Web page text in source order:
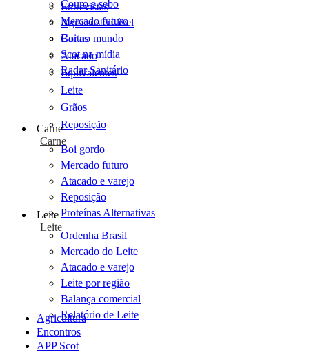
Entrevistas
Agro sustentável
Cartas
Scot na mídia
Radar Sanitário
Couro e sebo
Mercado futuro
Boi no mundo
Atacado
Equivalentes
Leite
Grãos
Reposição
Carne
Carne
Boi gordo
Mercado futuro
Atacado e varejo
Reposição
Proteínas Alternativas
Leite
Leite
Ordenha Brasil
Mercado do Leite
Atacado e varejo
Leite por região
Balança comercial
Relatório de Leite
Agricultura
Encontros
APP Scot